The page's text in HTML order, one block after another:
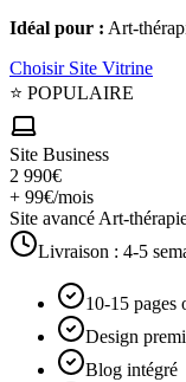
Idéal pour : Art-
Choisir Site Vitrine
⭐ POPULAIRE
Site Business
2 990€
+ 99€/mois
Site avancé Art-
Livraison : 4-5
10-15 pages
Design
Blog intégré